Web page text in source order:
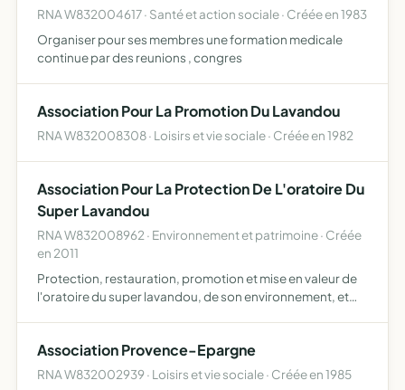
RNA W832004617 · Santé et action sociale · Créée en 1983
Organiser pour ses membres une formation medicale
continue par des reunions , congres
Association Pour La Promotion Du Lavandou
RNA W832008308 · Loisirs et vie sociale · Créée en 1982
Association Pour La Protection De L'oratoire Du
Super Lavandou
RNA W832008962 · Environnement et patrimoine · Créée
en 2011
Protection, restauration, promotion et mise en valeur de
l'oratoire du super lavandou, de son environnement, et
Association Provence-Epargne
RNA W832002939 · Loisirs et vie sociale · Créée en 1985